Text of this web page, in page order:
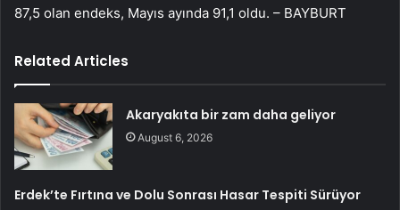
87,5 olan endeks, Mayıs ayında 91,1 oldu. – BAYBURT
Related Articles
Akaryakıta bir zam daha geliyor
August 6, 2026
Erdek’te Fırtına ve Dolu Sonrası Hasar Tespiti Sürüyor